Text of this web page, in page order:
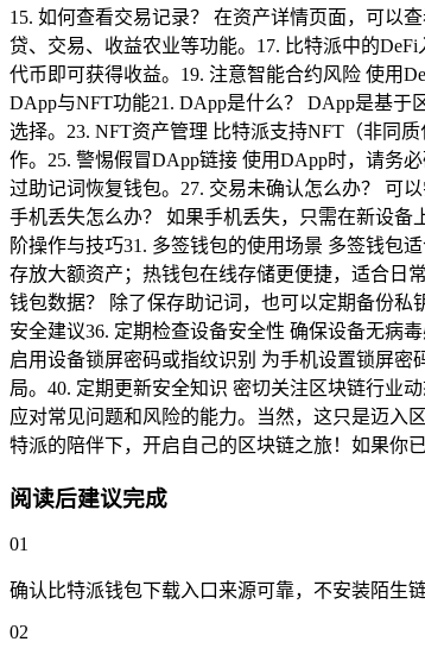
15. 如何查看交易记录？ 在资产详情页面，可以
贷、交易、收益农业等功能。17. 比特派中的
代币即可获得收益。19. 注意智能合约风险 使用
DApp与NFT功能21. DApp是什么？ DApp是基
选择。23. NFT资产管理 比特派支持NFT（非同
作。25. 警惕假冒DApp链接 使用DApp时，请务
过助记词恢复钱包。27. 交易未确认怎么办？ 可
手机丢失怎么办？ 如果手机丢失，只需在新设
阶操作与技巧31. 多签钱包的使用场景 多签钱包
存放大额资产；热钱包在线存储更便捷，适合日
钱包数据？ 除了保存助记词，也可以定期备份私
安全建议36. 定期检查设备安全性 确保设备无病
启用设备锁屏密码或指纹识别 为手机设置锁屏
局。40. 定期更新安全知识 密切关注区块链行业
应对常见问题和风险的能力。当然，这只是迈入
特派的陪伴下，开启自己的区块链之旅！如果你
阅读后建议完成
01
确认比特派钱包下载入口来源可靠，不安装陌生
02